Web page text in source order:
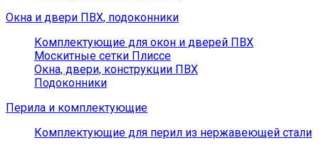
Окна и двери ПВХ, подоконники
Комплектующие для окон и дверей ПВХ
Москитные сетки Плиссе
Окна, двери, конструкции ПВХ
Подоконники
Перила и комплектующие
Комплектующие для перил из нержавеющей стали